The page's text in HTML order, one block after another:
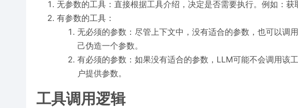
无参数的工具：直接根据工具介绍，决定是否需要执行。例如：获
有参数的工具：
无必须的参数：尽管上下文中，没有适合的参数，也可以调
己伪造一个参数。
有必须的参数：如果没有适合的参数，LLM可能不会调用该
户提供参数。
工具调用逻辑